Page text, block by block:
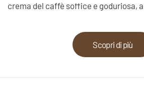
crema del caffè soffice e goduriosa,
Scopri di più